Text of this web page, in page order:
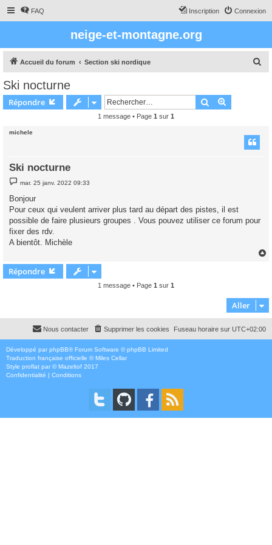
FAQ Connexion
Inscription
neige-et-montagne.org
Accueil du forum Section ski nordique
Ski nocturne
Répondre Rechercher
1 message • Page 1 sur 1
michele
Ski nocturne
e
s
a
e
mar. 25 janv. 2022 09:33
Bonjour
Pour ceux qui veulent arriver plus tard au départ des pistes, il est
possible de faire plusieurs groupes . Vous pouvez utiliser ce forum pour
fixer des rdv.
A bientôt. Michèle
Répondre
1 message • Page 1 sur 1
Aller
Fuseau horaire sur UTC+02:00
Supprimer les cookies
Nous contacter
Développé par phpBB® Forum Software © phpBB Limited
Traduction française officielle ©Miles Cellar
Style proflat par ©Mazeltof 2017
Confidentialité | Conditions